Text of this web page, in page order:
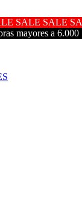
SALE SALE
mayores a 6.000